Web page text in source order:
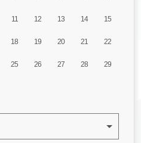
11 12 13 14 15
18 19 20 21 22
25 26 27 28 29